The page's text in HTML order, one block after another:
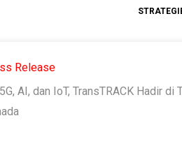
Release
AI, dan IoT, TransTRACK Hadir